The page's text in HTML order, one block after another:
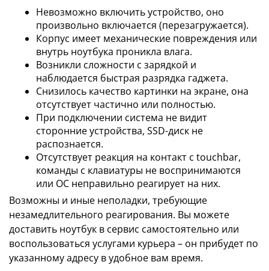
Невозможно включить устройство, оно
произвольно включается (перезагружается).
Корпус имеет механические повреждения или
внутрь ноутбука проникла влага.
Возникли сложности с зарядкой и
наблюдается быстрая разрядка гаджета.
Снизилось качество картинки на экране, она
отсутствует частично или полностью.
При подключении система не видит
сторонние устройства, SSD-диск не
распознается.
Отсутствует реакция на контакт с touchbar,
команды с клавиатуры не воспринимаются
или ОС неправильно реагирует на них.
Возможны и иные неполадки, требующие
незамедлительного реагирования. Вы можете
доставить ноутбук в сервис самостоятельно или
воспользоваться услугами курьера – он прибудет по
указанному адресу в удобное вам время.